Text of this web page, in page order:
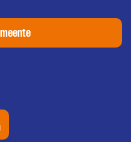
op Instagram
op Youtube
Sporten op